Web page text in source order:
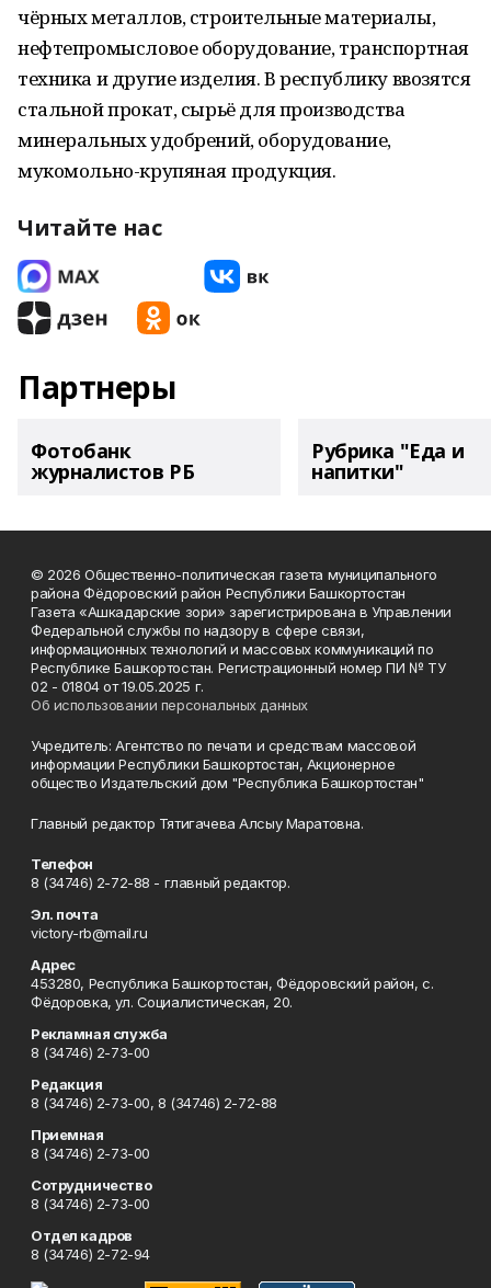
чёрных металлов, строительные материалы,
нефтепромысловое оборудование, транспортная
техника и другие изделия. В республику ввозятся
стальной прокат, сырьё для производства
минеральных удобрений, оборудование,
мукомольно-крупяная продукция.
Читайте нас
Партнеры
Фотобанк
журналистов РБ
Рубрика "Еда и
напитки"
© 2026 Общественно-политическая газета муниципального
района Фёдоровский район Республики Башкортостан
Газета «Ашкадарские зори» зарегистрирована в Управлении
Федеральной службы по надзору в сфере связи,
информационных технологий и массовых коммуникаций по
Республике Башкортостан. Регистрационный номер ПИ № ТУ
02 - 01804 от 19.05.2025 г.
Об использовании персональных данных
Учредитель: Агентство по печати и средствам массовой
информации Республики Башкортостан, Акционерное
общество Издательский дом "Республика Башкортостан"
Главный редактор Тятигачева Алсыу Маратовна.
Телефон
8 (34746) 2-72-88 - главный редактор.
Эл. почта
victory-rb@mail.ru
Адрес
453280, Республика Башкортостан, Фёдоровский район, с.
Фёдоровка, ул. Социалистическая, 20.
Рекламная служба
8 (34746) 2-73-00
Редакция
8 (34746) 2-73-00, 8 (34746) 2-72-88
Приемная
8 (34746) 2-73-00
Сотрудничество
8 (34746) 2-73-00
Отдел кадров
8 (34746) 2-72-94